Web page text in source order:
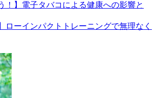
！】電子タバコによる健康への影響と
ローインパクトトレーニングで無理なく